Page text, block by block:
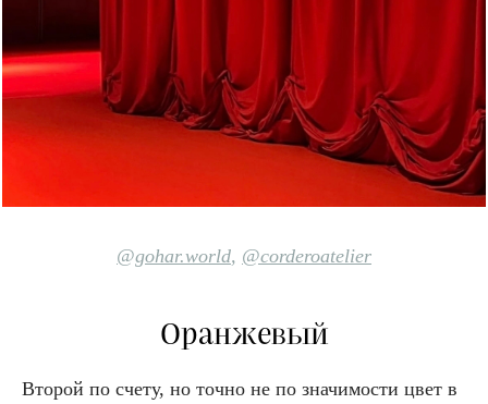
@gohar.world, @corderoatelier
Оранжевый
Второй по счету, но точно не по значимости цвет в